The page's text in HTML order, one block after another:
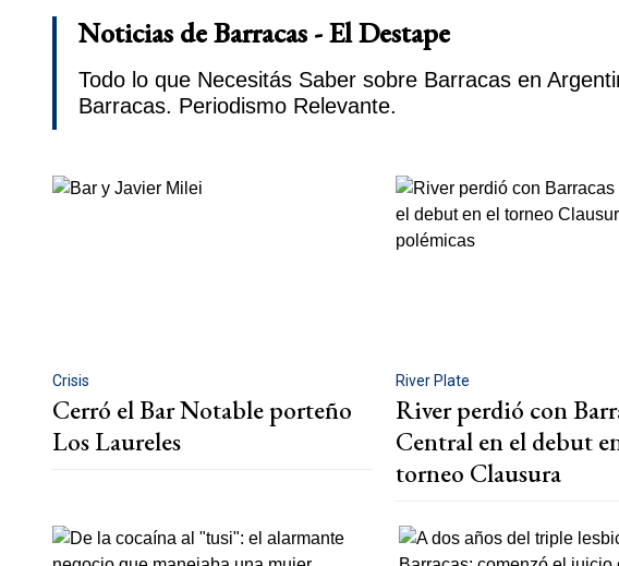
Noticias de Barracas - El Destape
Todo lo que Necesitás Saber sobre Barracas en
Barracas. Periodismo Relevante.
Crisis
Cerró el Bar Notable porteño
Los Laureles
River Plate
River perdió con
Central en el debut
torneo Clausura